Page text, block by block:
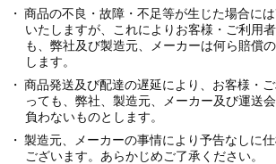
商品の不良・故障・不足等が生じた場合に
いたしますが、これによりお客様・ご利用
も、弊社及び製造元、メーカーは何ら賠償
します。
商品発送及び配達の遅延により、お客様・
っても、弊社、製造元、メーカー及び運送
負わないものとします。
製造元、メーカーの事情により予告なしに
ございます。あらかじめご了承ください。